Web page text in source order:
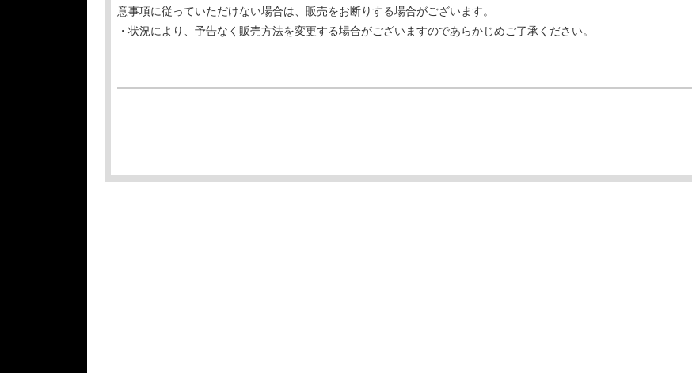
意事項に従っていただけない場合は、販売をお断りする場合がございます。
・状況により、予告なく販売方法を変更する場合がございますのであらかじめご了承ください。